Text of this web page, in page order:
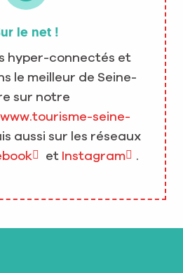
le net !
hyper-connectés et
le meilleur de Seine-
sur notre
www.tourisme-seine-
aussi sur les réseaux
et Instagram .